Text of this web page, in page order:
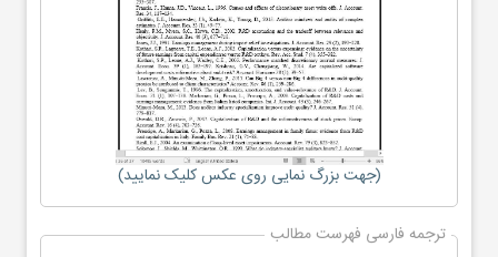
(جهت بزرگ نمایی روی عکس کلیک نمایید)
ترجمه فارسی فهرست مطالب